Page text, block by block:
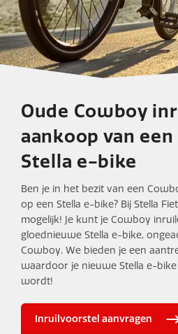
Cowboy
Stella Fietsen
Oude Cowboy
aankoop van
Stella e-bike
Ben je in het bezit van een
op een Stella e-bike? Bij Stella
mogelijk! Je kunt je Cowboy
gloednieuwe Stella e-bike,
Cowboy. We bieden je een
waardoor je nieuwe Stella e-
wordt!
Inruilvoorstel aanvragen